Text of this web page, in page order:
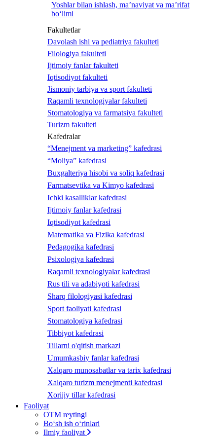
Yoshlar bilan ishlash, ma’naviyat va ma’rifat
bo‘limi
Fakultetlar
Davolash ishi va pediatriya fakulteti
Filologiya fakulteti
Ijtimoiy fanlar fakulteti
Iqtisodiyot fakulteti
Jismoniy tarbiya va sport fakulteti
Raqamli texnologiyalar fakulteti
Stomatologiya va farmatsiya fakulteti
Turizm fakulteti
Kafedralar
“Menejment va marketing” kafedrasi
“Moliya” kafedrasi
Buxgalteriya hisobi va soliq kafedrasi
Farmatsevtika va Kimyo kafedrasi
Ichki kasalliklar kafedrasi
Ijtimoiy fanlar kafedrasi
Iqtisodiyot kafedrasi
Matematika va Fizika kafedrasi
Pedagogika kafedrasi
Psixologiya kafedrasi
Raqamli texnologiyalar kafedrasi
Rus tili va adabiyoti kafedrasi
Sharq filologiyasi kafedrasi
Sport faoliyati kafedrasi
Stomatologiya kafedrasi
Tibbiyot kafedrasi
Tillarni o'qitish markazi
Umumkasbiy fanlar kafedrasi
Xalqaro munosabatlar va tarix kafedrasi
Xalqaro turizm menejmenti kafedrasi
Xorijiy tillar kafedrasi
Faoliyat
OTM reytingi
Bo‘sh ish o‘rinlari
Ilmiy faoliyat